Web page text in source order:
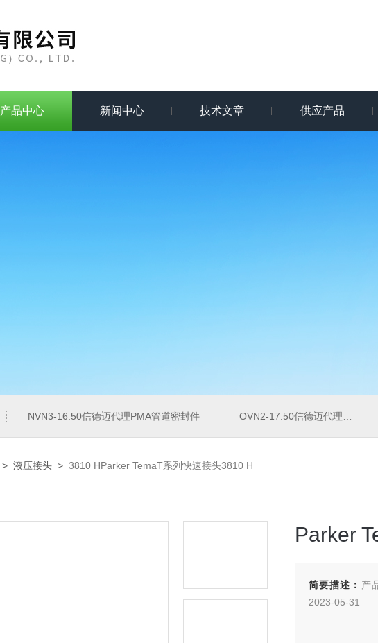
产品中心 新闻中心 技术文章 供应产品
NVN3-16.50信德迈代理PMA管道密封件 OVN2-17.50信德迈代理PMA导管夹
> 液压接头 > 3810 HParker TemaT系列快速接头3810 H
Parker
简要描述： 产
2023-05-31